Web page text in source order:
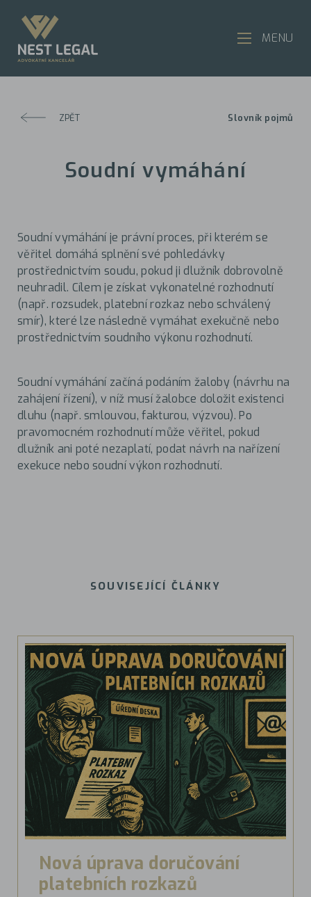
ZPĚT Slovník pojmů
Soudní vymáhání
Soudní vymáhání je právní proces, při kterém se
věřitel domáhá splnění své pohledávky
prostřednictvím soudu, pokud ji dlužník dobrovolně
neuhradil. Cílem je získat vykonatelné rozhodnutí
(např. rozsudek, platební rozkaz nebo schválený
smír), které lze následně vymáhat exekučně nebo
prostřednictvím soudního výkonu rozhodnutí.
Soudní vymáhání začíná podáním žaloby (návrhu na
zahájení řízení), v níž musí žalobce doložit existenci
dluhu (např. smlouvou, fakturou, výzvou). Po
pravomocném rozhodnutí může věřitel, pokud
dlužník ani poté nezaplatí, podat návrh na nařízení
exekuce nebo soudní výkon rozhodnutí.
SOUVISEJÍCÍ ČLÁNKY
Nová úprava doručování
platebních rozkazů
MENU